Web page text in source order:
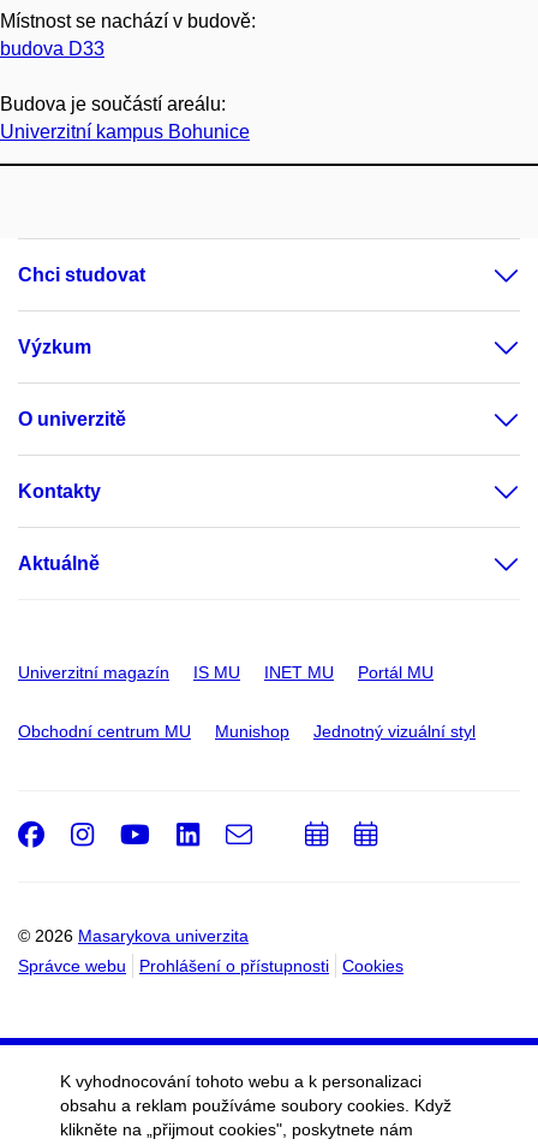
Místnost se nachází v budově:
budova D33
Budova je součástí areálu:
Univerzitní kampus Bohunice
Chci studovat
Výzkum
O univerzitě
Kontakty
Aktuálně
Univerzitní magazín IS MU INET MU Portál MU
Obchodní centrum MU Munishop Jednotný vizuální styl
© 2026 Masarykova univerzita
Správce webu
Prohlášení o přístupnosti Cookies
Facebook
Instagram
Youtube
LinkedIn
e-
PřidatPřidat
K vyhodnocování tohoto webu a k personalizaci
obsahu a reklam používáme soubory cookies. Když
klikněte na „přijmout cookies", poskytnete nám